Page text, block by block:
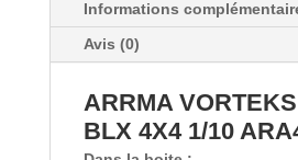
Chargeur
2S/3S
Informations
Avis (0)
ARRMA
BLX 4X4 1/10